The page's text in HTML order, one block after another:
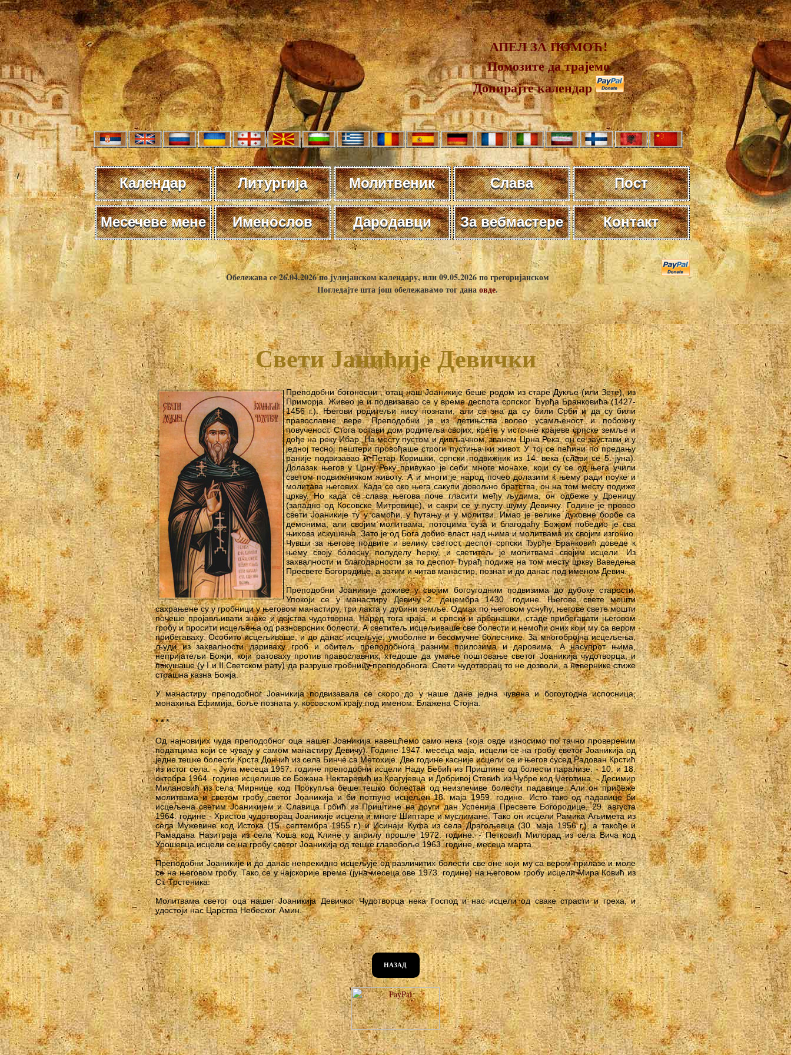
АПЕЛ ЗА ПОМОЋ!
Помозите да трајемо
Донирајте календар
Календар Литургија Молитвеник Слава Пост
Месечеве мене Именослов Дародавци За вебмастере Контакт
Обележава се 26.04.2026 по јулијанском календару, или 09.05.2026 по грегоријанском
Погледајте шта још обележавамо тог данаовде.
Свети Јанићије Девички
Преподобни богоносни , отац наш Јоаникије беше родом из старе Дукље (или Зете), из
Приморја. Живео је и подвизавао се у време деспота српског Ђурђа Бранковића (1427-
1456 г.). Његови родитељи нису познати, али се зна да су били Срби и да су били
православне вере. Преподобни је из детињства волео усамљеност и побожну
повученост. Стога остави дом родитеља својих, крете у источне крајеве српске земље и
дође на реку Ибар. На месту пустом и дивљачном, званом Црна Река, он се заустави и у
једној тесној пештери провођаше строги пустињачки живот. У тој се пећини по предању
раније подвизавао и Петар Коришки, српски подвижник из 14. века (слави се 5. јуна).
Долазак његов у Црну Реку привукао је себи многе монахе, који су се од њега учили
светом подвижничком животу. А и многи је народ почео долазити к њему ради поуке и
молитава његових. Када се око њега сакупи довољно братства, он на том месту подиже
цркву. Но када се слава његова поче гласити међу људима, он одбеже у Дреницу
(западно од Косовске Митровице), и сакри се у пусту шуму Девичку. Године је провео
свети Јоаникије ту у самоћи, у ћутању и у молитви. Имао је велике духовне борбе са
демонима, али својим молитвама, потоцима суза и благодаћу Божјом победио је сва
њихова искушења. Зато је од Бога добио власт над њима и молитвама их својим изгонио.
Чувши за његове подвиге и велику светост, деспот српски Ђурђе Бранковић доведе к
њему своју болесну полуделу ћерку, и светитељ је молитвама својим исцели. Из
захвалности и благодарности за то деспот Ђурађ подиже на том месту цркву Ваведења
Пресвете Богородице, а затим и читав манастир, познат и до данас под именом Девич.
Преподобни Јоаникије доживе у својим богоугодним подвизима до дубоке старости.
Упокоји се у манастиру Девичу 2. децембра 1430. године. Његове свете мошти
сахрањене су у гробници у његовом манастиру, три лакта у дубини земље. Одмах по његовом уснућу, његове свете мошти
почеше пројављивати знаке и дејства чудотворна. Народ тога краја, и српски и арбанашки, стаде прибегавати његовом
гробу и просити исцељења од разноврсних болести. А светитељ исцељиваше све болести и немоћи оних који му са вером
прибегаваху. Особито исцељиваше, и до данас исцељује, умоболне и бесомучне болеснике. За многобројна исцељења,
људи из захвалности дариваху гроб и обитељ преподобнога разним прилозима и даровима. А насупрот њима,
непријатељи Божји, који ратоваху против православних, хтедоше да умање поштовање светог Јоаникија чудотворца, и
покушаше (у I и II Светском рату) да разруше гробницу преподобнога. Свети чудотворац то не дозволи, а невернике стиже
страшна казна Божја.
У манастиру преподобног Јоаникија подвизавала се скоро до у наше дане једна чувена и богоугодна испосница,
монахиња Ефимија, боље позната у. косовском крају под именом: Блажена Стојна.
* * *
Од најновијих чуда преподобног оца нашег Јоаникија навешћемо само нека (која овде износимо по тачно провереним
податцима који се чувају у самом манастиру Девичу). Године 1947. месеца маја, исцели се на гробу светог Јоаникија од
једне тешке болести Крста Дончић из села Бинче са Метохије. Две године касније исцели се и његов сусед Радован Крстић
из истог села. - Јула месеца 1957. године преподобни исцели Наду Бебић из Приштине од болести парализе. - 10. и 18.
октобра 1964. године исцелише се Божана Нектаревић из Крагујевца и Добривој Стевић из Чубре код Неготина. - Десимир
Милановић из села Мирнице код Прокупља беше тешко болестан од неизлечиве болести падавице. Али он прибеже
молитвама и светом гробу светог Јоаникија и би потпуно исцељен 18. маја 1959. године. Исто тако од падавице би
исцељена светим Јоаникијем и Славица Грбић из Приштине на други дан Успенија Пресвете Богородице, 29. августа
1964. године - Христов чудотворац Јоаникије исцели и многе Шиптаре и муслимане. Тако он исцели Рамика Аљимета из
села Мужевине код Истока (15. септембра 1955 г.) и Исинаји Куфа из села Драгољевца (30. маја 1956 г.), а такође и
Рамадана Назитраја из села Коша код Клине у априлу прошле 1972. године. - Петковић Милорад из села Вича код
Урошевца исцели се на гробу светог Јоаникија од тешке главобоље 1963. године, месеца марта.
Преподобни Јоаникије и до данас непрекидно исцељује од различитих болести све оне који му са вером прилазе и моле
се на његовом гробу. Тако се у најскорије време (јуна месеца ове 1973. године) на његовом гробу исцели Мира Ковић из
Ст. Трстеника.
Молитвама светог оца нашег Јоаникија Девичког Чудотворца нека Господ и нас исцели од сваке страсти и греха, и
удостоји нас Царства Небеског. Амин.
НАЗАД